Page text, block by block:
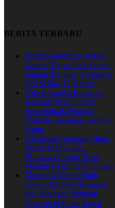
BERITA TERBARU
Bhabinkamtibmas Polsek
Kandis Tinjau Perkebunan
Jagung di Lahan Tumpang
Sari Seluas 12 Hektar
Polsek Kandis Bergerak
Bersama Petani untuk
Swasembada Pangan,
Pastikan Tanaman Tumbuh
Subur
Wujudkan Generasi Muda
Peduli Lingkungan,
Bhuwana Lestari Teluk
Meranti Resmi Dikukuhkan
Ekspedisi Merah Putih
Tanam Ribuan Mangrove
dan Serahkan Bantuan
Nelayan di Pulau Rupat